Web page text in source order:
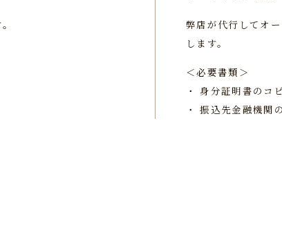
弊店が代行してオ
します。
＜必要書類＞
・
身分証明書のコ
・
振込先金融機関